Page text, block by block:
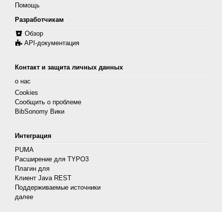
Помощь
Разработчикам
Обзор
API-документация
Контакт и защита личных данных
о нас
Cookies
Сообщить о проблеме
BibSonomy Вики
Интеграция
PUMA
Расширение для TYPO3
Плагин для
Клиент Java REST
Поддерживаемые источники
далее